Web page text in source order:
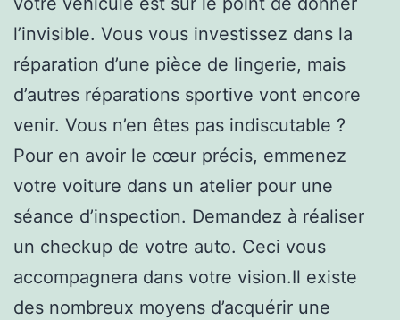
l’invisible. Vous vous investissez dans la
réparation d’une pièce de lingerie, mais
d’autres réparations sportive vont encore
venir. Vous n’en êtes pas indiscutable ?
Pour en avoir le cœur précis, emmenez
votre voiture dans un atelier pour une
séance d’inspection. Demandez à réaliser
un checkup de votre auto. Ceci vous
accompagnera dans votre vision.Il existe
des nombreux moyens d’acquérir une